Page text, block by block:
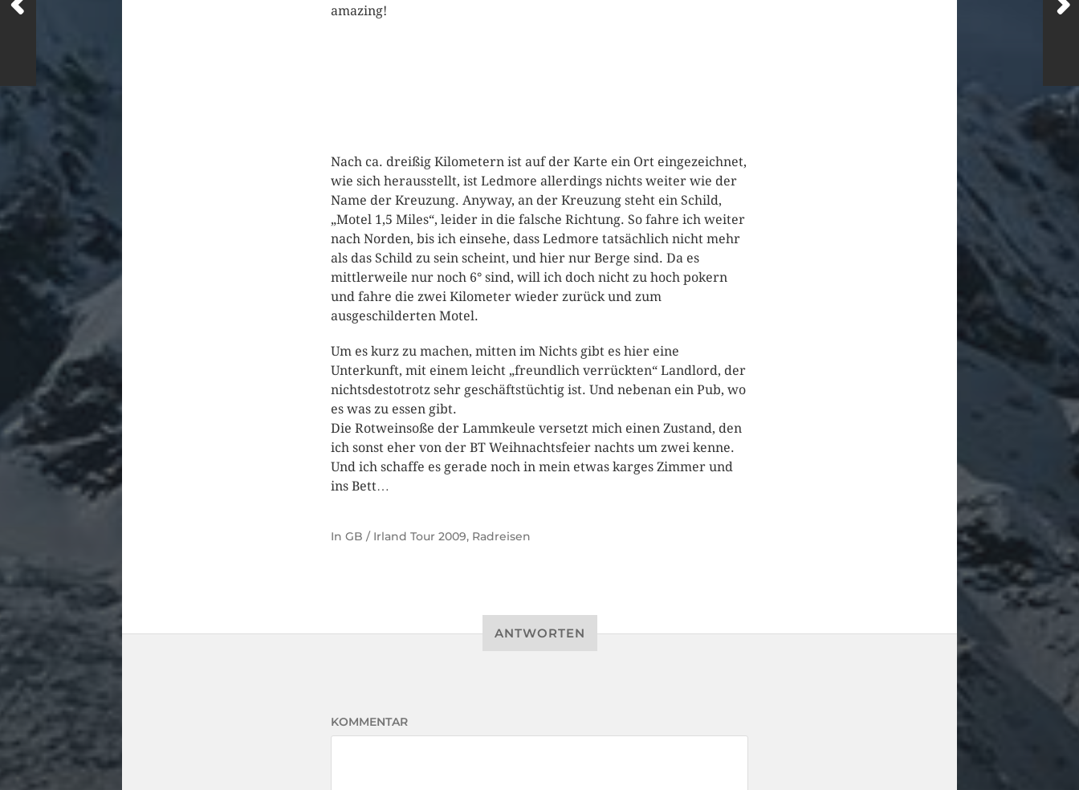
amazing!
Nach ca. dreißig Kilometern ist auf der Karte ein Ort eingezeichnet,
wie sich herausstellt, ist Ledmore allerdings nichts weiter wie der
Name der Kreuzung. Anyway, an der Kreuzung steht ein Schild,
„Motel 1,5 Miles“, leider in die falsche Richtung. So fahre ich weiter
nach Norden, bis ich einsehe, dass Ledmore tatsächlich nicht mehr
als das Schild zu sein scheint, und hier nur Berge sind. Da es
mittlerweile nur noch 6° sind, will ich doch nicht zu hoch pokern
und fahre die zwei Kilometer wieder zurück und zum
ausgeschilderten Motel.
Um es kurz zu machen, mitten im Nichts gibt es hier eine
Unterkunft, mit einem leicht „freundlich verrückten“ Landlord, der
nichtsdestotrotz sehr geschäftstüchtig ist. Und nebenan ein Pub, wo
es was zu essen gibt.
Die Rotweinsoße der Lammkeule versetzt mich einen Zustand, den
ich sonst eher von der BT Weihnachtsfeier nachts um zwei kenne.
Und ich schaffe es gerade noch in mein etwas karges Zimmer und
ins Bett…
In GB / Irland Tour 2009, Radreisen
ANTWORTEN
KOMMENTAR